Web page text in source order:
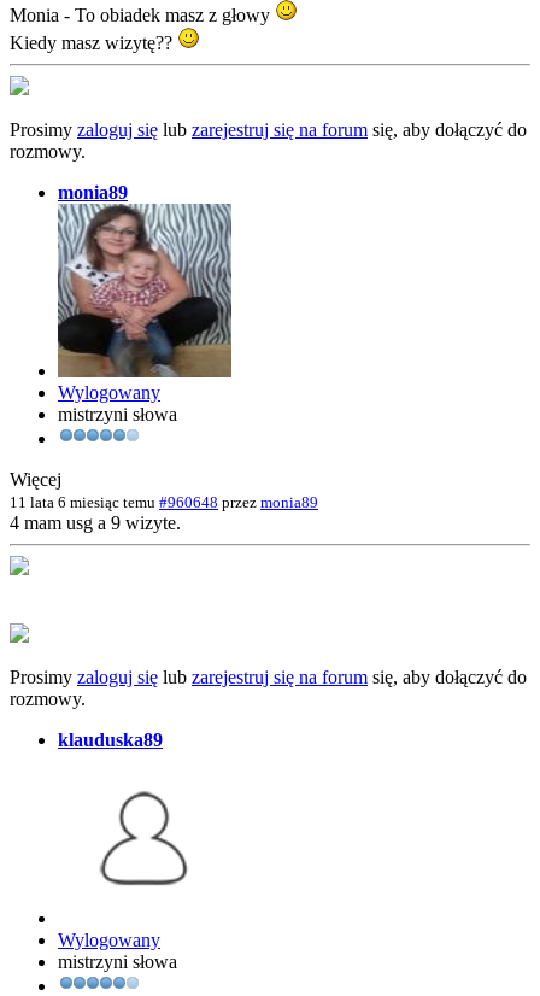
Monia - To obiadek masz z głowy
Kiedy masz wizytę??
Prosimy zaloguj się lub zarejestruj się na forum się, aby dołączyć do
rozmowy.
monia89
Wylogowany
mistrzyni słowa
Więcej
11 lata 6 miesiąc temu #960648 przez monia89
4 mam usg a 9 wizyte.
Prosimy zaloguj się lub zarejestruj się na forum się, aby dołączyć do
rozmowy.
klauduska89
Wylogowany
mistrzyni słowa